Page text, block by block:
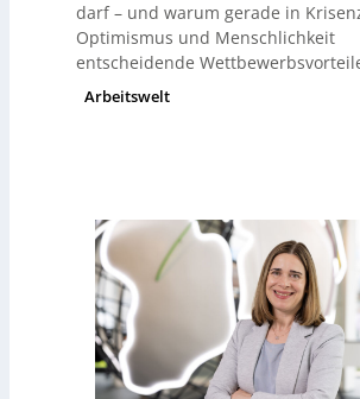
darf – und warum gerade in
Optimismus und Menschlichkeit
entscheidende
Arbeitswelt